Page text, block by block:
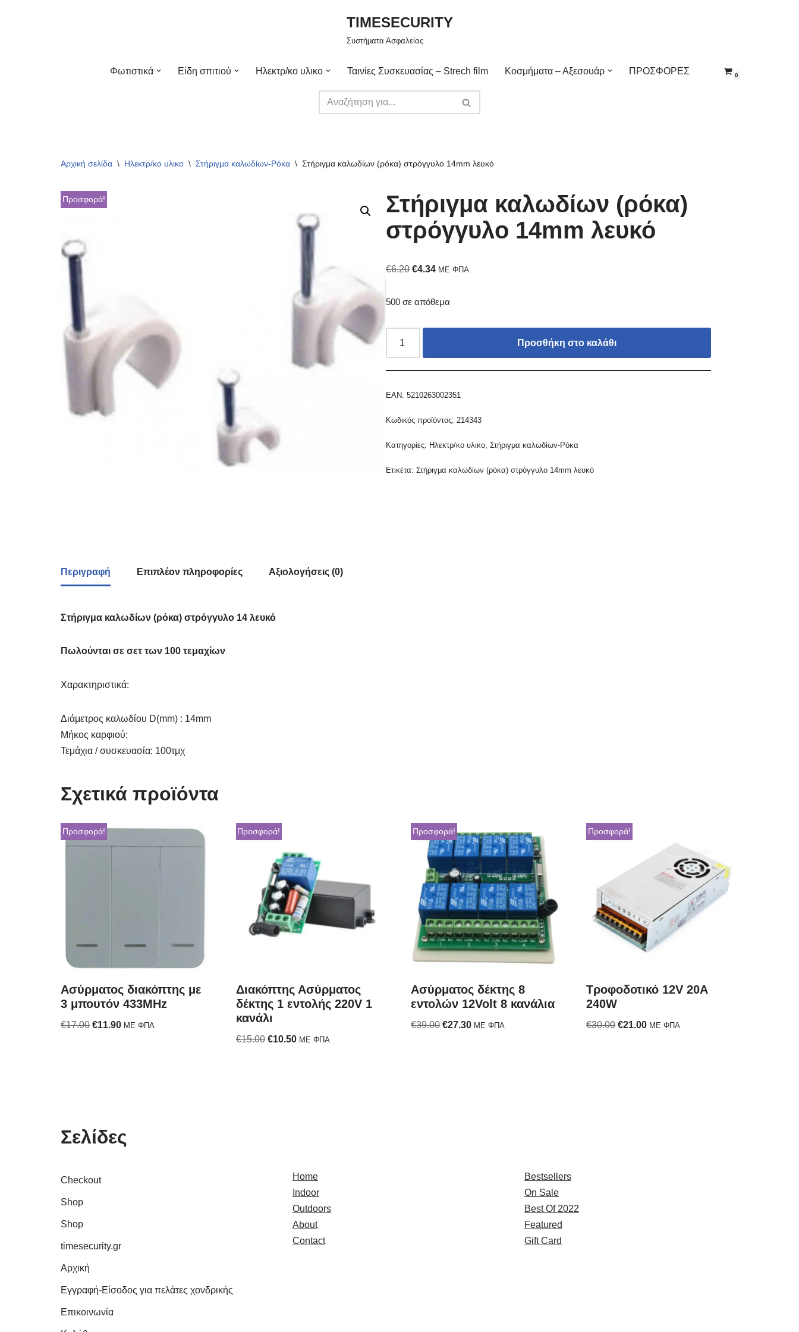
TIMESECURITY
Συστήματα Ασφαλείας
Φωτιστικά Είδη σπιτιού Ηλεκτρ/κο υλικο Ταινίες Συσκευασίας – Strech film Κοσμήματα – Αξεσουάρ ΠΡΟΣΦΟΡΕΣ 0
Αρχική σελίδα \ Ηλεκτρ/κο υλικο \ Στήριγμα καλωδίων-Ρόκα \ Στήριγμα καλωδίων (ρόκα) στρόγγυλο 14mm λευκό
Προσφορά!
Στήριγμα καλωδίων (ρόκα)
στρόγγυλο 14mm λευκό
€6.20 €4.34 ΜΕ ΦΠΑ
500 σε απόθεμα
Προσθήκη στο καλάθι
EAN:5210263002351
Κωδικός προϊόντος:214343
Κατηγορίες: Ηλεκτρ/κο υλικο,Στήριγμα καλωδίων-Ρόκα
Ετικέτα:Στήριγμα καλωδίων (ρόκα) στρόγγυλο 14mm λευκό
Περιγραφή Επιπλέον πληροφορίες Αξιολογήσεις (0)
Στήριγμα καλωδίων (ρόκα) στρόγγυλο 14 λευκό
Πωλούνται σε σετ των 100 τεμαχίων
Χαρακτηριστικά:
Διάμετρος καλωδίου D(mm) : 14mm
Μήκος καρφιού:
Τεμάχια / συσκευασία: 100τμχ
Σχετικά προϊόντα
Προσφορά!
Ασύρματος διακόπτης με
3 μπουτόν 433ΜHz
€17.00 €11.90 ΜΕ ΦΠΑ
Προσφορά!
Διακόπτης Ασύρματος
δέκτης 1 εντολής 220V 1
κανάλι
€15.00 €10.50 ΜΕ ΦΠΑ
Προσφορά!
Ασύρματος δέκτης 8
εντολών 12Volt 8 κανάλια
€39.00 €27.30 ΜΕ ΦΠΑ
Προσφορά!
Τροφοδοτικό 12V 20A
240W
€30.00 €21.00 ΜΕ ΦΠΑ
Σελίδες
Checkout
Shop
Shop
timesecurity.gr
Αρχική
Εγγραφή-Είσοδος για πελάτες χονδρικής
Επικοινωνία
Home
Indoor
Outdoors
About
Contact
Bestsellers
On Sale
Best Of 2022
Featured
Gift Card